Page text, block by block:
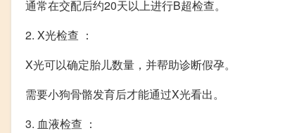
通常在交配后约20天以上进行B超检查。
2. X光检查 ：
X光可以确定胎儿数量，并帮助诊断假孕。
需要小狗骨骼发育后才能通过X光看出。
3. 血液检查 ：